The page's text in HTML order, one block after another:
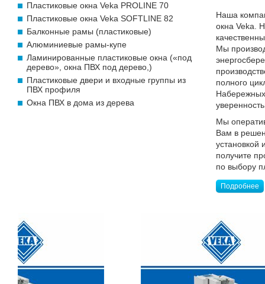
Пластиковые окна Veka PROLINE 70
Пластиковые окна Veka SOFTLINE 82
Балконные рамы (пластиковые)
Алюминиевые рамы-купе
Ламинированные пластиковые окна («под
дерево», окна ПВХ под дерево,)
Пластиковые двери и входные группы из
ПВХ профиля
Окна ПВХ в дома из дерева
Наша
окна Veka.
Мы
полного
Мы
Вам в
установкой
получите
по выбору
Подробнее